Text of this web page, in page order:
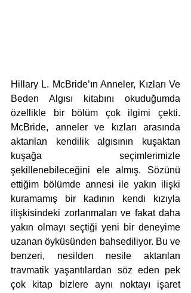
Hillary L. McBride’ın Anneler, Kızları Ve
Beden Algısı kitabını okuduğumda
özellikle bir bölüm çok ilgimi çekti.
McBride, anneler ve kızları arasında
aktarılan kendilik algısının kuşaktan
kuşağa seçimlerimizle
şekillenebileceğini ele almış. Sözünü
ettiğim bölümde annesi ile yakın ilişki
kuramamış bir kadının kendi kızıyla
ilişkisindeki zorlanmaları ve fakat daha
yakın olmayı seçtiği yeni bir deneyime
uzanan öyküsünden bahsediliyor. Bu ve
benzeri, nesilden nesile aktarılan
travmatik yaşantılardan söz eden pek
çok kitap bizlere aynı noktayı işaret